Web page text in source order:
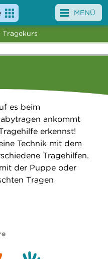
MENÜ
Tragekurs
es beim
ankommt
erkennst!
Technik mit dem
Tragehilfen.
der Puppe oder
Tragen